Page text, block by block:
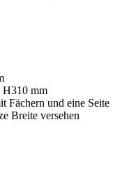
mm
Fächern und eine Seite
Breite versehen